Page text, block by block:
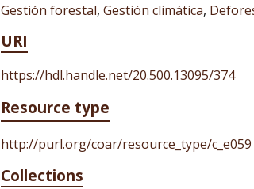
Gestión forestal, Gestión climática,
URI
https://hdl.handle.net/20.500.13095/374
Resource type
http://purl.org/coar/resource_type/c_e059
Collections